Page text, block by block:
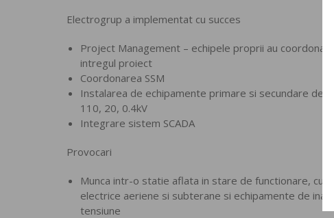
Electrogrup a implementat cu succes
Project Management – echipele proprii au coordonat
intregul proiect
Coordonarea SSM
Instalarea de echipamente primare si secundare de
110, 20, 0.4kV
Integrare sistem SCADA
Provocari
Munca intr-o statie aflata in stare de functionare, cu linii
electrice aeriene si subterane si echipamente de inalta
tensiune